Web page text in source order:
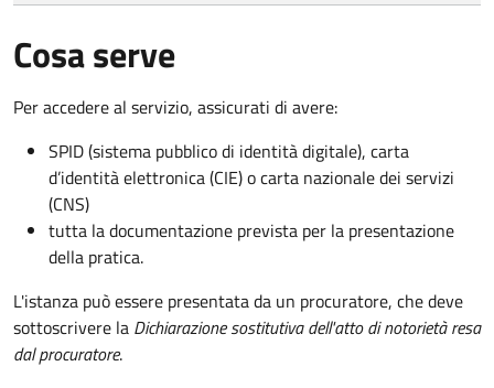
Cosa serve
Per accedere al servizio, assicurati di avere:
SPID (sistema pubblico di identità digitale), carta
d’identità elettronica (CIE) o carta nazionale dei servizi
(CNS)
tutta la documentazione prevista per la presentazione
della pratica.
L'istanza può essere presentata da un procuratore, che deve
sottoscrivere la Dichiarazione sostitutiva dell'atto di notorietà resa
dal procuratore.